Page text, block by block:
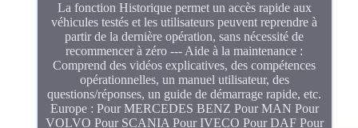
La fonction Historique permet un accès rapide aux
véhicules testés et les utilisateurs peuvent reprendre à
partir de la dernière opération, sans nécessité de
recommencer à zéro --- Aide à la maintenance :
Comprend des vidéos explicatives, des compétences
opérationnelles, un manuel utilisateur, des
questions/réponses, un guide de démarrage rapide, etc.
Europe : Pour MERCEDES BENZ Pour MAN Pour
VOLVO Pour SCANIA Pour IVECO Pour DAF Pour